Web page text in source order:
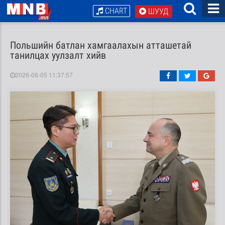
ШУУД
CHART
Польшийн батлан хамгаалахын атташетай
танилцах уулзалт хийв
2026-06-05 11:37:57